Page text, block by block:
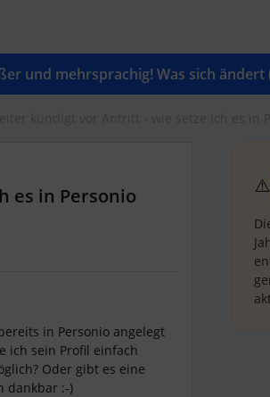
und mehrsprachig! Was sich ändert
es in Personio
in Personio angelegt
ich sein Profil einfach
Oder gibt es eine
dankbar :-)
⚠️